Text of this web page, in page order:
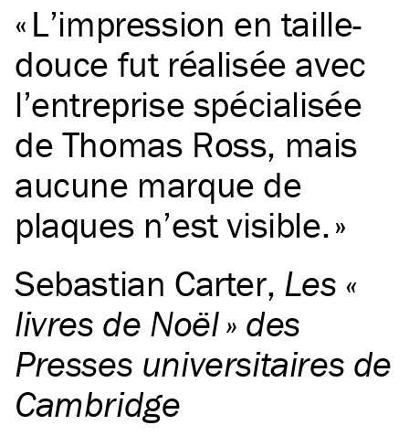
L’impression en taille-
douce fut réalisée avec
l’entreprise spécialisée
de Thomas Ross, mais
aucune marque de
plaques n’est visible.
Sebastian Carter, Les «
livres de Noël » des
Presses universitaires de
Cambridge